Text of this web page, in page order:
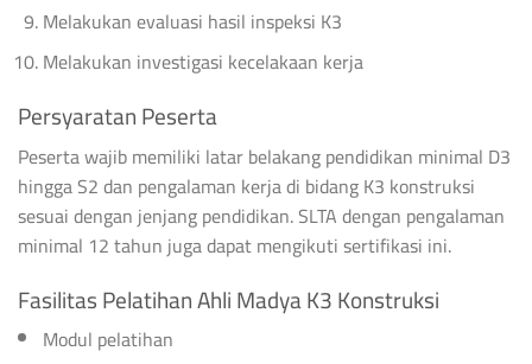
Melakukan evaluasi hasil inspeksi K3
Melakukan investigasi kecelakaan kerja
Persyaratan Peserta
Peserta wajib memiliki latar belakang pendidikan minimal D3
hingga S2 dan pengalaman kerja di bidang K3 konstruksi
sesuai dengan jenjang pendidikan. SLTA dengan pengalaman
minimal 12 tahun juga dapat mengikuti sertifikasi ini.
Fasilitas Pelatihan Ahli Madya K3 Konstruksi
Modul pelatihan